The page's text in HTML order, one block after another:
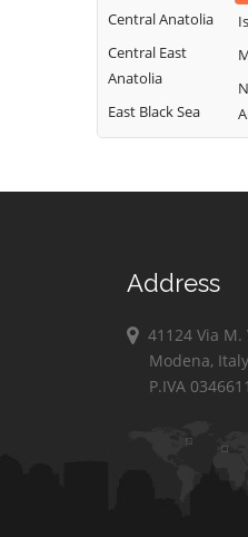
Central Anatolia
Central East
Anatolia
East Black Sea
Address
41124 Via
Modena, Italy
P.IVA